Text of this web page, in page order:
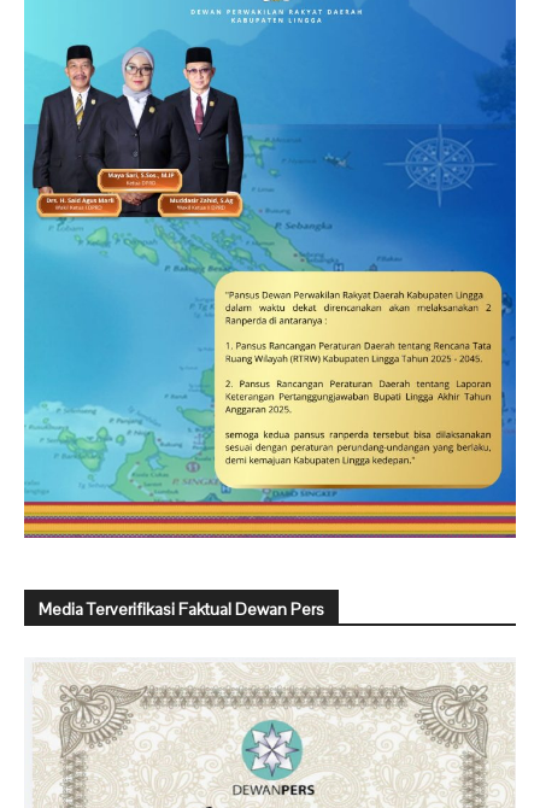
Media Terverifikasi Faktual Dewan Pers